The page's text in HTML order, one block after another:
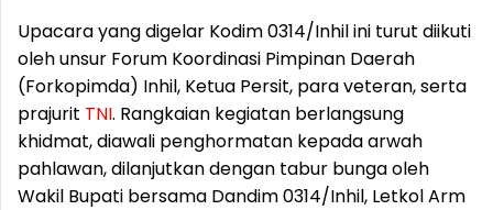
Upacara yang digelar Kodim 0314/Inhil ini turut diikuti
oleh unsur Forum Koordinasi Pimpinan Daerah
(Forkopimda) Inhil, Ketua Persit, para veteran, serta
prajurit TNI. Rangkaian kegiatan berlangsung
khidmat, diawali penghormatan kepada arwah
pahlawan, dilanjutkan dengan tabur bunga oleh
Wakil Bupati bersama Dandim 0314/Inhil, Letkol Arm